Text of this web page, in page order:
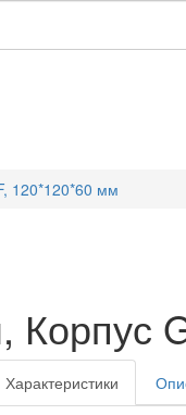
120*120*60 мм
Корпус
Характеристики